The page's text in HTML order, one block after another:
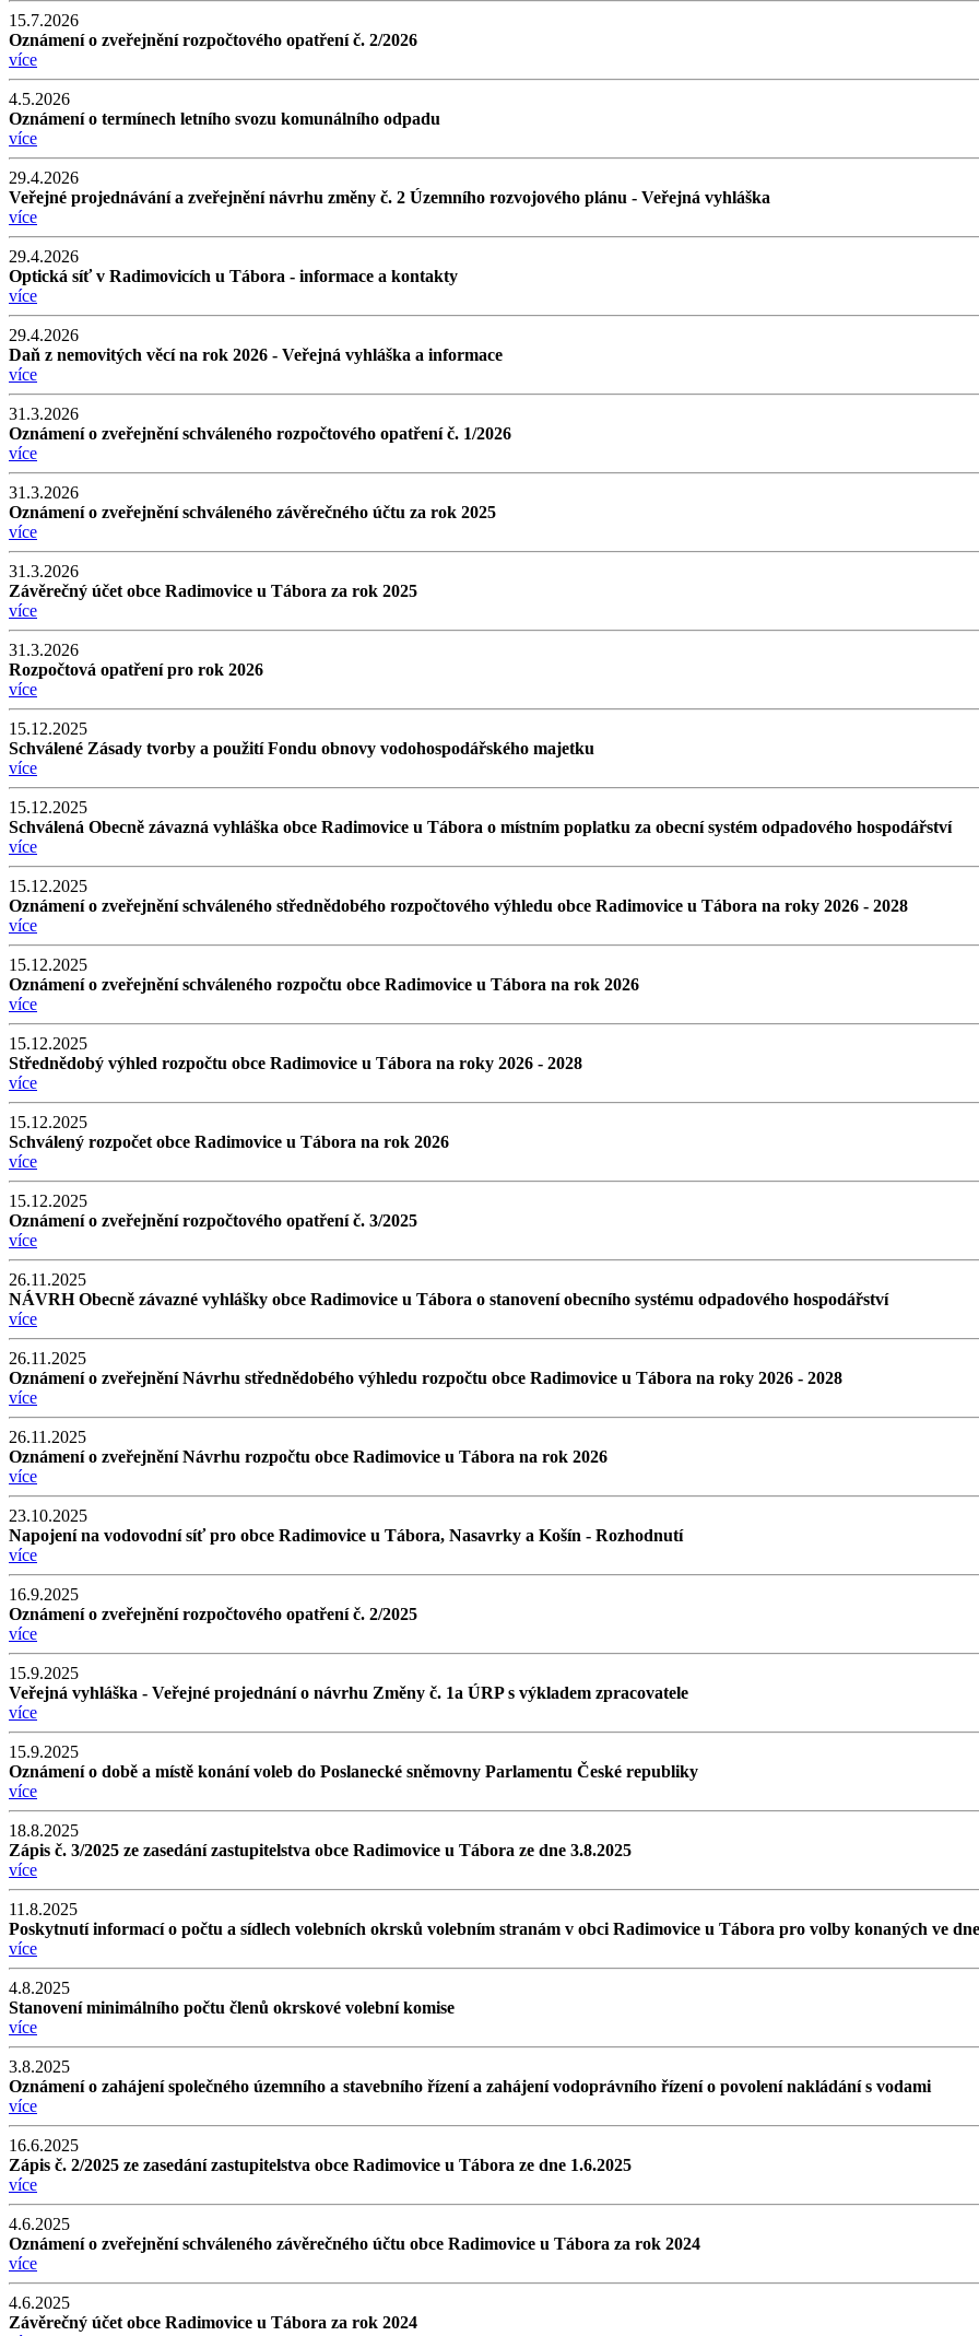
15.7.2026
Oznámení o zveřejnění rozpočtového opatření č. 2/2026
více
4.5.2026
Oznámení o termínech letního svozu komunálního odpadu
více
29.4.2026
Veřejné projednávání a zveřejnění návrhu změny č. 2 Územního rozvojového plánu - Veřejná vyhláška
více
29.4.2026
Optická síť v Radimovicích u Tábora - informace a kontakty
více
29.4.2026
Daň z nemovitých věcí na rok 2026 - Veřejná vyhláška a informace
více
31.3.2026
Oznámení o zveřejnění schváleného rozpočtového opatření č. 1/2026
více
31.3.2026
Oznámení o zveřejnění schváleného závěrečného účtu za rok 2025
více
31.3.2026
Závěrečný účet obce Radimovice u Tábora za rok 2025
více
31.3.2026
Rozpočtová opatření pro rok 2026
více
15.12.2025
Schválené Zásady tvorby a použití Fondu obnovy vodohospodářského majetku
více
15.12.2025
Schválená Obecně závazná vyhláška obce Radimovice u Tábora o místním poplatku za obecní systém odpadového hospodářství
více
15.12.2025
Oznámení o zveřejnění schváleného střednědobého rozpočtového výhledu obce Radimovice u Tábora na roky 2026 - 2028
více
15.12.2025
Oznámení o zveřejnění schváleného rozpočtu obce Radimovice u Tábora na rok 2026
více
15.12.2025
Střednědobý výhled rozpočtu obce Radimovice u Tábora na roky 2026 - 2028
více
15.12.2025
Schválený rozpočet obce Radimovice u Tábora na rok 2026
více
15.12.2025
Oznámení o zveřejnění rozpočtového opatření č. 3/2025
více
26.11.2025
NÁVRH Obecně závazné vyhlášky obce Radimovice u Tábora o stanovení obecního systému odpadového hospodářství
více
26.11.2025
Oznámení o zveřejnění Návrhu střednědobého výhledu rozpočtu obce Radimovice u Tábora na roky 2026 - 2028
více
26.11.2025
Oznámení o zveřejnění Návrhu rozpočtu obce Radimovice u Tábora na rok 2026
více
23.10.2025
Napojení na vodovodní síť pro obce Radimovice u Tábora, Nasavrky a Košín - Rozhodnutí
více
16.9.2025
Oznámení o zveřejnění rozpočtového opatření č. 2/2025
více
15.9.2025
Veřejná vyhláška - Veřejné projednání o návrhu Změny č. 1a ÚRP s výkladem zpracovatele
více
15.9.2025
Oznámení o době a místě konání voleb do Poslanecké sněmovny Parlamentu České republiky
více
18.8.2025
Zápis č. 3/2025 ze zasedání zastupitelstva obce Radimovice u Tábora ze dne 3.8.2025
více
11.8.2025
Poskytnutí informací o počtu a sídlech volebních okrsků volebním stranám v obci Radimovice u Tábora pro volby konaných ve
více
4.8.2025
Stanovení minimálního počtu členů okrskové volební komise
více
3.8.2025
Oznámení o zahájení společného územního a stavebního řízení a zahájení vodoprávního řízení o povolení nakládání s vodami
více
16.6.2025
Zápis č. 2/2025 ze zasedání zastupitelstva obce Radimovice u Tábora ze dne 1.6.2025
více
4.6.2025
Oznámení o zveřejnění schváleného závěrečného účtu obce Radimovice u Tábora za rok 2024
více
4.6.2025
Závěrečný účet obce Radimovice u Tábora za rok 2024